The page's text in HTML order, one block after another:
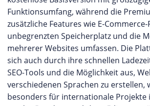
Funktionsumfang, während die
zusätzliche Features wie E-
unbegrenzten Speicherplatz und die
mehrerer Websites umfassen. Die
sich auch durch ihre schnellen
SEO-Tools und die Möglichkeit aus,
verschiedenen Sprachen zu erstellen,
besonders für internationale Projekte